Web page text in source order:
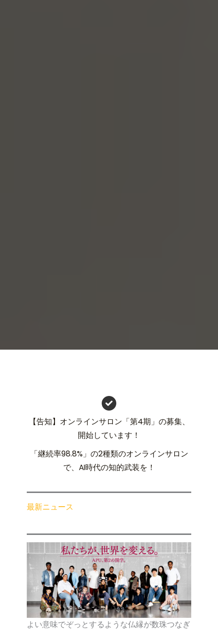
【告知】オンラインサロン「第4期」の募集、
開始しています！
「継続率98.8%」の2種類のオンラインサロン
で、AI時代の知的武装を！
最新ニュース
よい意味でぞっとするような仏縁が数珠つなぎ